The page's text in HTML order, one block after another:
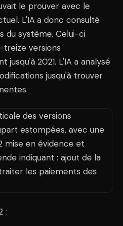
le prouver avec le
L'IA a donc consulté
du système. Celui-ci
versions
jusqu'à 2021. L'IA a analysé
jusqu'à trouver
: